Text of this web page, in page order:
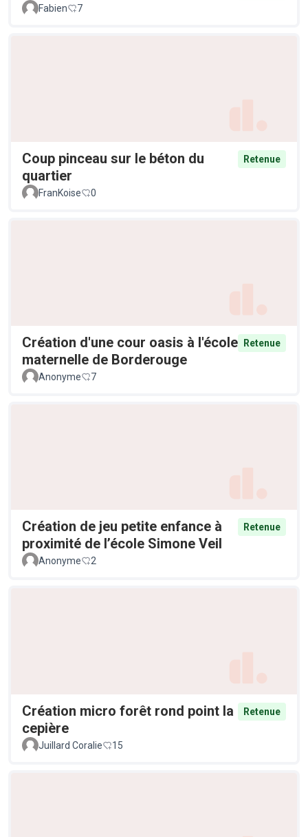
Fabien
7
Coup pinceau sur le béton du
quartier
Retenue
FranKoise 0
Création d'une cour oasis à l'école
maternelle de Borderouge
Retenue
Anonyme 7
Création de jeu petite enfance à
proximité de l’école Simone Veil
Retenue
Anonyme 2
Création micro forêt rond point la
cepière
Retenue
Juillard Coralie 15